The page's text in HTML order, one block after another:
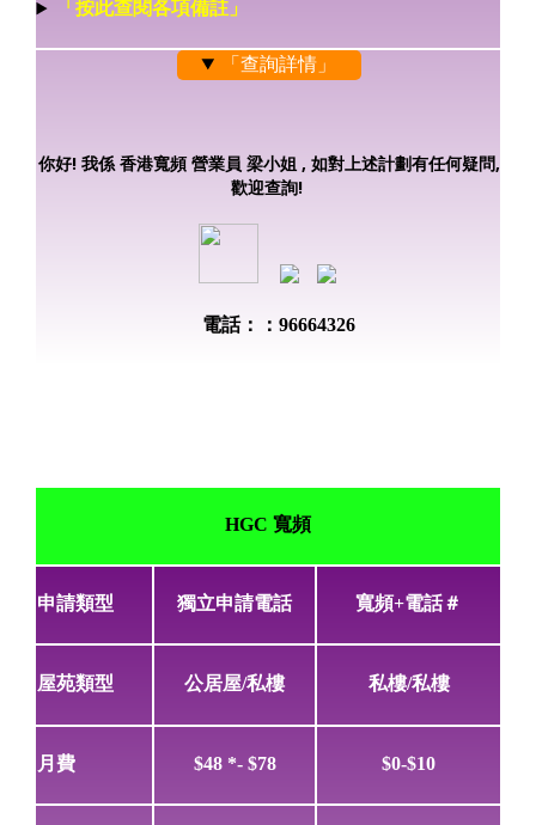
「按此查閱各項備註」
「查詢詳情」
你好! 我係 香港寬頻 營業員 梁小姐 , 如對上述計劃有任何疑問,
歡迎查詢!
電話：：96664326
HGC 寬頻
申請類型 獨立申請電話 寬頻+電話＃
屋苑類型 公居屋/私樓 私樓/私樓
月費 $48 *- $78 $0-$10